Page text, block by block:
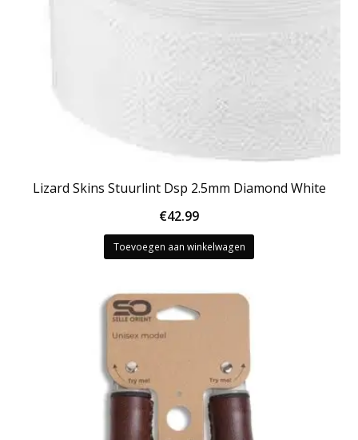
Lizard Skins Stuurlint Dsp 2.5mm Diamond White
€42.99
Toevoegen aan winkelwagen